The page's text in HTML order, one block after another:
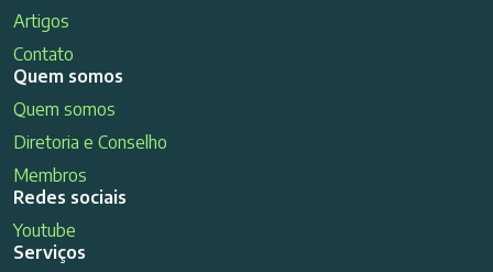
Artigos
Contato
Quem somos
Quem somos
Diretoria e Conselho
Membros
Redes sociais
Youtube
Serviços